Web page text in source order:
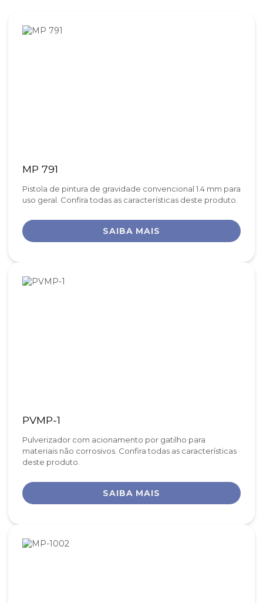
MP 791
Pistola de pintura de gravidade convencional 1.4 mm para
uso geral. Confira todas as características deste produto.
SAIBA MAIS
PVMP-1
Pulverizador com acionamento por gatilho para
materiais não corrosivos. Confira todas as características
deste produto.
SAIBA MAIS